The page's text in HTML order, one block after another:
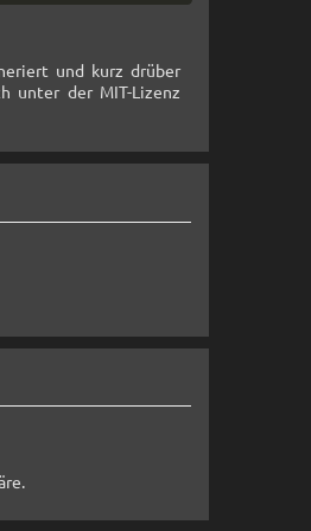
und kurz drüber
unter der MIT-Lizenz